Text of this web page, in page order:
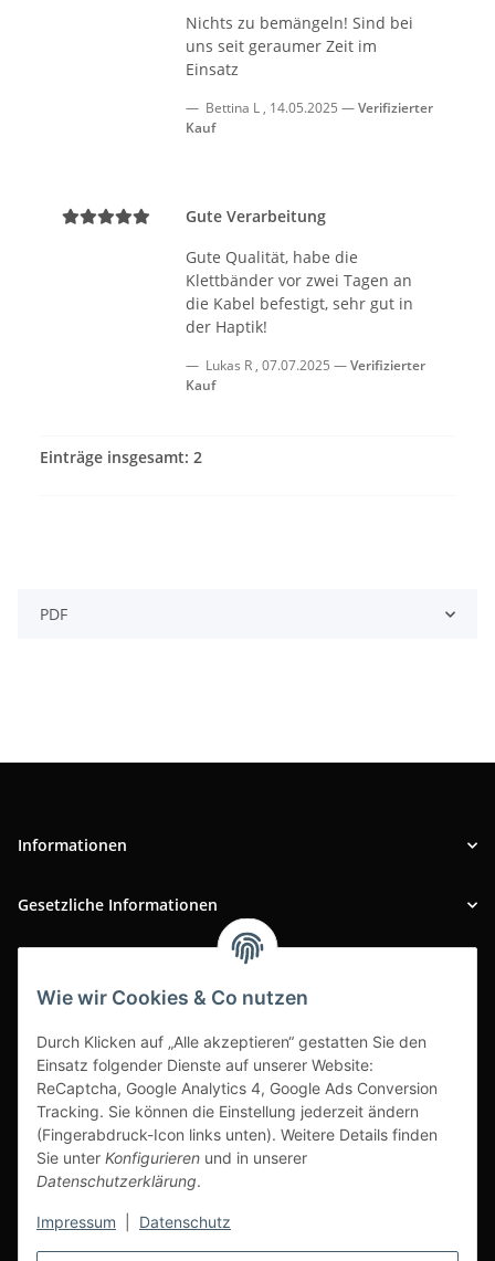
Wie wir Cookies & Co nutzen
Durch Klicken auf „Alle akzeptieren“ gestatten Sie den
Einsatz folgender Dienste auf unserer Website:
ReCaptcha, Google Analytics 4, Google Ads Conversion
Tracking. Sie können die Einstellung jederzeit ändern
(Fingerabdruck-Icon links unten). Weitere Details finden
Sie unter Konfigurieren und in unserer
Datenschutzerklärung.
Impressum Datenschutz
Nichts zu bemängeln! Sind bei
uns seit geraumer Zeit im
Einsatz
Bettina L , 14.05.2025
Verifizierter
Kauf
Gute Verarbeitung
Gute Qualität, habe die
Klettbänder vor zwei Tagen an
die Kabel befestigt, sehr gut in
der Haptik!
Lukas R , 07.07.2025
Verifizierter
Kauf
Einträge insgesamt: 2
PDF
Informationen
Gesetzliche Informationen